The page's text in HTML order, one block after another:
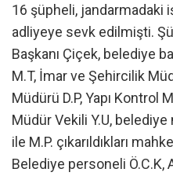
16 şüpheli, jandarmadaki
adliyeye sevk edilmişti.
Başkanı Çiçek, belediye
M.T, İmar ve Şehircilik
Müdürü D.P, Yapı Kontrol
Müdür Vekili Y.U, belediye
ile M.P. çıkarıldıkları
Belediye personeli Ö.C.K,